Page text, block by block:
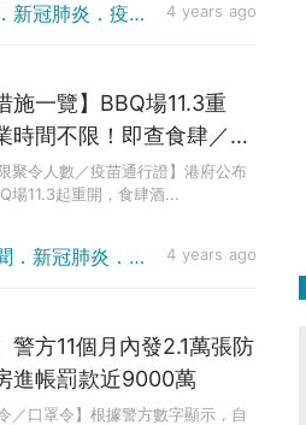
運動與健身．運動．新冠肺炎．疫情消息 4 years ago
健康資訊．醫療新聞．新冠肺炎．疫情消息 4 years ago
施一覽】BBQ場11.3重
間不限！即查食肆／酒
最新安排
聚令人數／疫苗通行證】港府公布
場11.3起重開，食肆酒...
警方11個月內發2.1萬張防
帳罰款近9000萬
／口罩令】根據警方數字顯示，自